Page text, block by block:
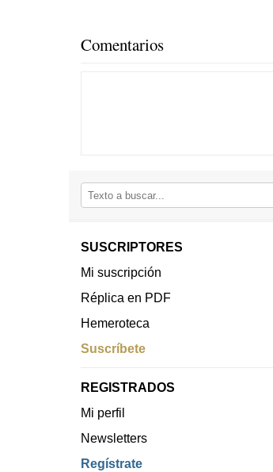
Comentarios
SUSCRIPTORES
Mi suscripción
Réplica en PDF
Hemeroteca
Suscríbete
REGISTRADOS
Mi perfil
Newsletters
Regístrate